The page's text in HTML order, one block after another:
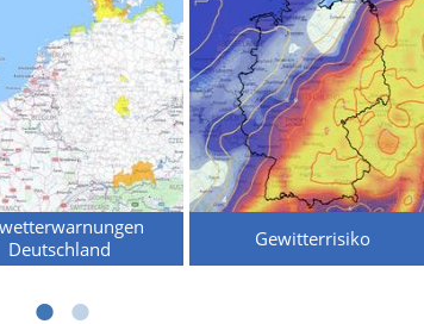
Deutschland
Gewitterrisiko